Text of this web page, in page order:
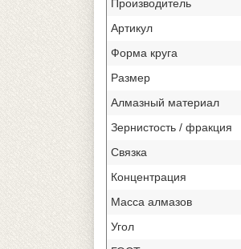
Производитель
Артикул
Форма круга
Размер
Алмазный материал
Зернистость / фракция
Связка
Концентрация
Масса алмазов
Угол